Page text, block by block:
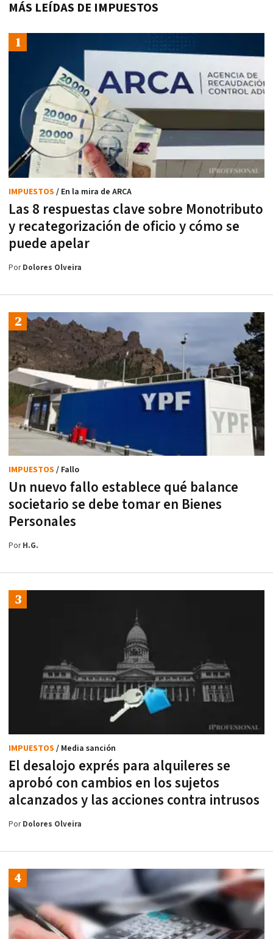
MÁS LEÍDAS DE IMPUESTOS
Las 8 respuestas clave sobre Monotributo
y recategorización de oficio y cómo se
puede apelar
IMPUESTOS / En la mira de ARCA
PorDolores Olveira
Un nuevo fallo establece qué balance
societario se debe tomar en Bienes
Personales
IMPUESTOS / Fallo
PorH.G.
El desalojo exprés para alquileres se
aprobó con cambios en los sujetos
alcanzados y las acciones contra intrusos
IMPUESTOS / Media sanción
PorDolores Olveira